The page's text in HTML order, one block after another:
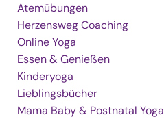
Atemübungen
Herzensweg Coaching
Online Yoga
Essen & Genießen
Kinderyoga
Lieblingsbücher
Mama Baby & Postnatal Yoga